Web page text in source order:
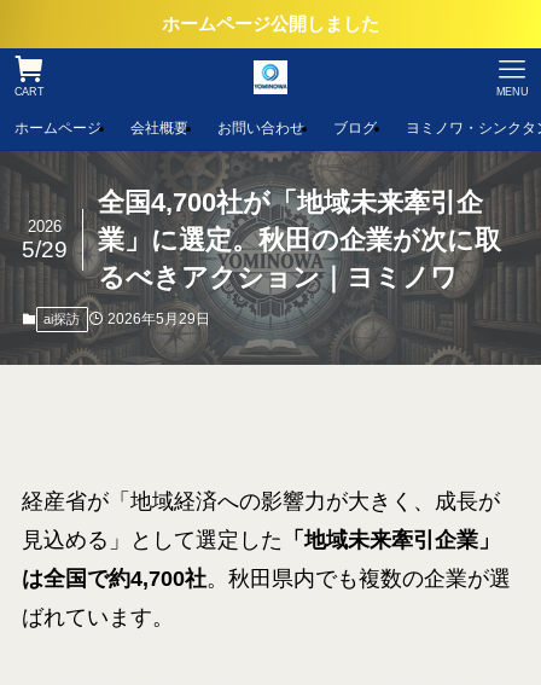
ホームページ公開しました
CART MENU
ホームページ 会社概要 お問い合わせ ブログ ヨミノワ・シンクタ
全国4,700社が「地域未来牽引企
業」に選定。秋田の企業が次に取
るべきアクション｜ヨミノワ
2026
5/29
ai探訪 2026年5月29日
経産省が「地域経済への影響力が大きく、成長が
見込める」として選定した 「地域未来牽引企業」
は全国で約4,700社。秋田県内でも複数の企業が選
ばれています。